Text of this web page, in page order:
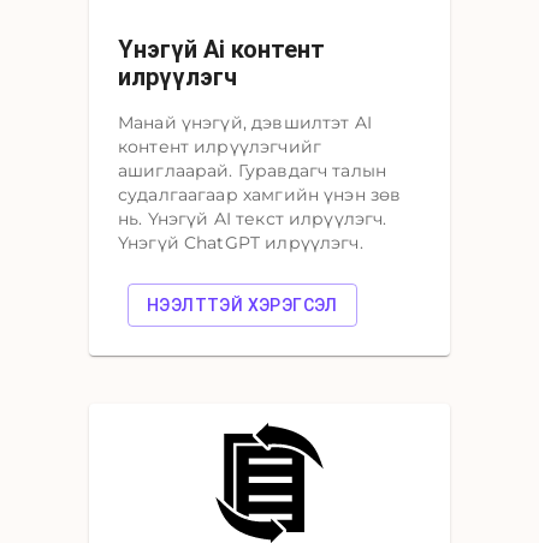
Үнэгүй Ai контент
илрүүлэгч
Манай үнэгүй, дэвшилтэт AI
контент илрүүлэгчийг
ашиглаарай. Гуравдагч талын
судалгаагаар хамгийн үнэн зөв
нь. Үнэгүй AI текст илрүүлэгч.
Үнэгүй ChatGPT илрүүлэгч.
НЭЭЛТТЭЙ ХЭРЭГСЭЛ